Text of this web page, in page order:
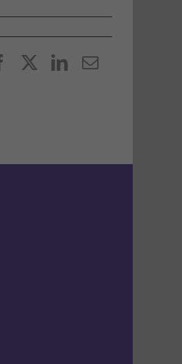
FacebookLinkedIn
E-